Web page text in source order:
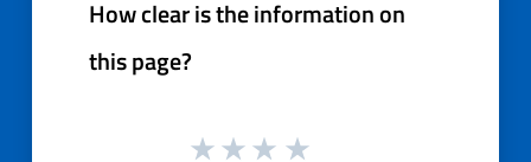
How clear is the information on
this page?